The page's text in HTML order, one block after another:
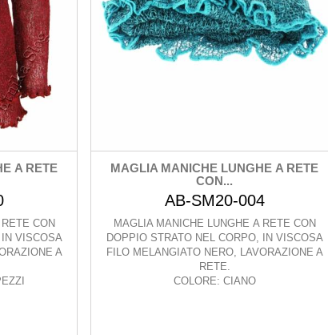
A RETE
CON
VISCOSA
A
MAGLIA MANICHE LUNGHE A RETE
CON...
AB-SM20-004
MAGLIA MANICHE LUNGHE A RETE CON
DOPPIO STRATO NEL CORPO, IN VISCOSA
FILO MELANGIATO NERO, LAVORAZIONE A
RETE.
COLORE: CIANO